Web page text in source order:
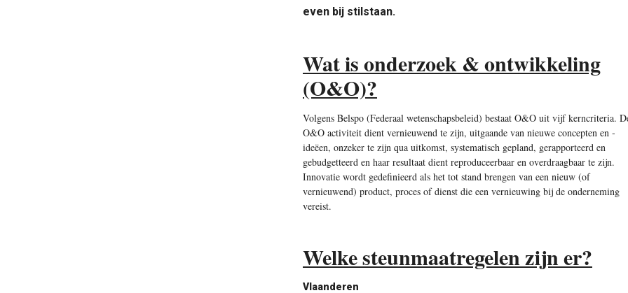
even bij stilstaan.
Wat is onderzoek & ontwikkeling
(O&O)?
Volgens Belspo (Federaal wetenschapsbeleid) bestaat O&O uit vijf kerncriteria.
O&O activiteit dient vernieuwend te zijn, uitgaande van nieuwe concepten en ­
ideëen, onzeker te zijn qua uitkomst, systematisch gepland, gerapporteerd en
gebudgetteerd en haar resultaat dient reproduceerbaar en overdraagbaar te zijn.
Innovatie wordt gedefinieerd als het tot stand brengen van een nieuw (of
vernieuwend) product, proces of dienst die een vernieuwing bij de onderneming
vereist.
Welke steunmaatregelen zijn er?
Vlaanderen